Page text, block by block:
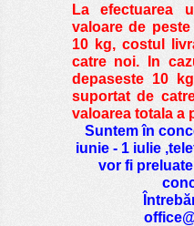
La efectuarea
valoare de peste
10 kg, costul
catre noi. In
depaseste 10
suportat de
valoarea totala a
Suntem în
iunie - 1 iulie
vor fi